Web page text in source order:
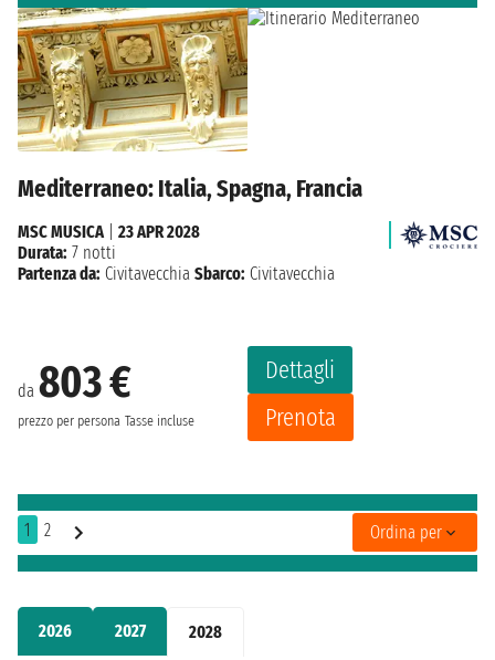
2026 2027 2028
Mediterraneo: Italia, Spagna, Francia
da 803 €
prezzo per persona Tasse incluse
Dettagli
Prenota
MSC MUSICA
23 APR 2028
Durata: 7 notti
Partenza da: Civitavecchia Sbarco: Civitavecchia
1 2 Ordina per